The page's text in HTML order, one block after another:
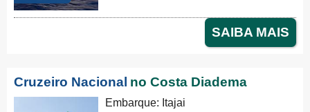
SAIBA MAIS
Cruzeiro Nacional no Costa Diadema
Embarque: Itajai